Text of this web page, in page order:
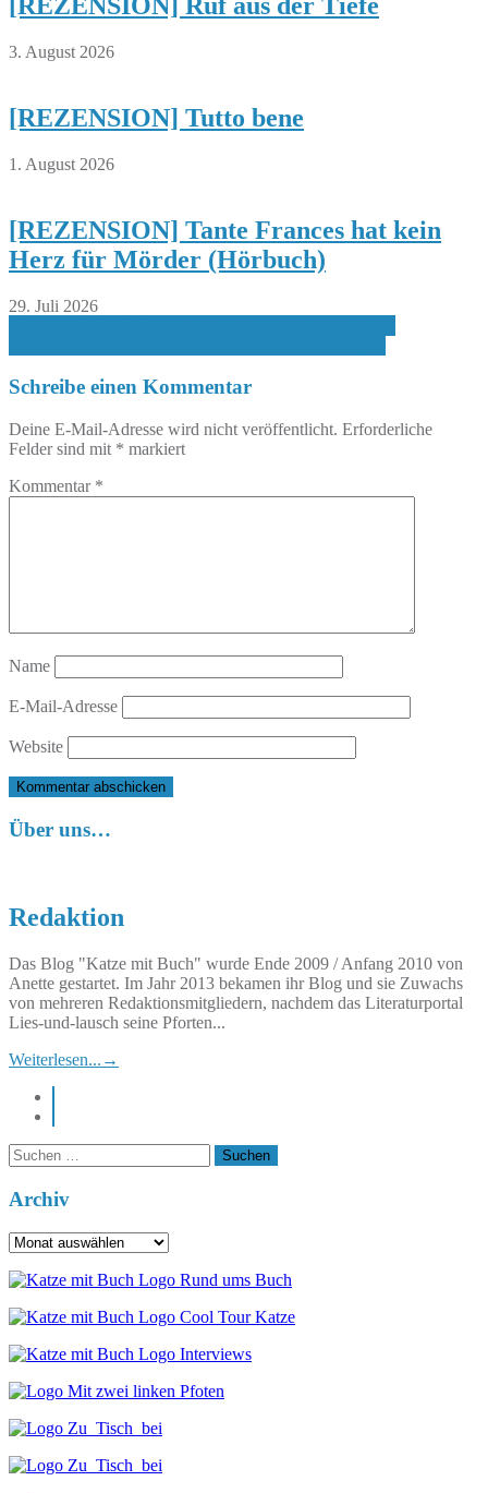
3. August 2026
[REZENSION] Tutto bene
1. August 2026
[REZENSION] Tante Frances hat kein
Herz für Mörder (Hörbuch)
29. Juli 2026
Schreibe einen Kommentar
Deine E-Mail-Adresse wird nicht veröffentlicht. Erforderliche
Felder sind mit * markiert
Kommentar *
Name
E-Mail-Adresse
Website
Über uns…
Redaktion
Das Blog "Katze mit Buch" wurde Ende 2009 / Anfang 2010 von
Anette gestartet. Im Jahr 2013 bekamen ihr Blog und sie Zuwachs
von mehreren Redaktionsmitgliedern, nachdem das Literaturportal
Lies-und-lausch seine Pforten...
Weiterlesen... →
Suchen
nach:
Archiv
Archiv